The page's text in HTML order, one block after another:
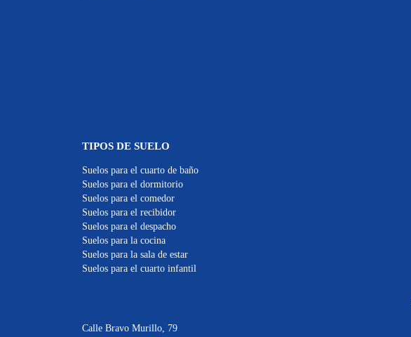
TIPOS DE SUELO
Suelos para el cuarto de baño
Suelos para el dormitorio
Suelos para el comedor
Suelos para el recibidor
Suelos para el despacho
Suelos para la cocina
Suelos para la sala de estar
Suelos para el cuarto infantil
Calle Bravo Murillo, 79